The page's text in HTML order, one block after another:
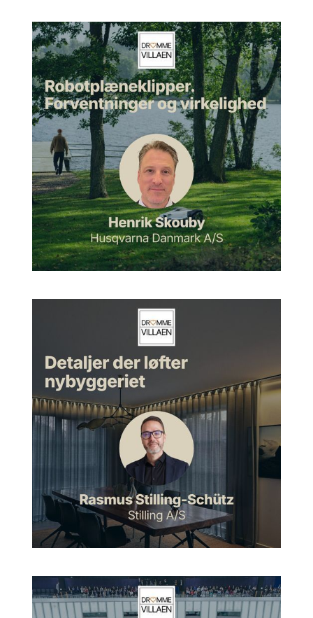
de i gang med at bygge det her hus, som udmærker sig ved
at være meget, meget anderledes, end husene var dengang.
Det er et hus med fladt tag, med en lukket nordmur, åben
mod sydvest, glas fra gulv til loft, gulvvarme, aluminiumstag.
Og et sådant, det man kaldte meget åben plan, så køkken og
spisestue og stue og alt det der, det hænger bare sammen i et
stort rum, som man kan dele lidt op med skydedøre.
Jan:
Men i hvert fald så var det så usædvanligt, så der kom
busser med arkitektkolleger derop og gik igennem huset. Arne
Jacobsen var der også og kiggede på det og sagde til min
farfar, som han så snakkede med, for det har min farfar siden
refereret: Jamen, din søn, han er altså bedre end jeg er,
sagde han. Det var meget flot sagt af Arne Jacobsen, vil jeg
sige. Og det blev faktisk ved i mange år endnu, og selv i dag
kommer der mange, som skal se på huset, fordi det har en
karakter og en tilhørighed i landskabet, som gør det et meget
unikt sted. Og det er svært at beskrive det med farver og
tekstur og hvad ved jeg og så videre, men det er jo et hus, der
der åbent med, som min far selv sagde: Jamen, det er jo i
virkeligheden bare et stort cykelskur med glas foran. Med et
Men det er jo også rigtigt, det her med hele
oplevelsen af det. Ellen og jeg kørte ind igennem skoven, og
man kommer ind igennem, og så lige pludselig ligger bare det
her hus fantastisk inde i en åbning inde i skoven, ikke?
Allerede der møder man jo også bare noget specielt, ikke?
Jan: Det er rigtigt. Det er jo netop, som du selv siger, den
overgang, man får fra at køre fra et villakvarter og
Strandvejen og så videre, og så pludselig kommer man ind i
skoven. Der bliver ens sind stemt på en anden måde, end
hvis du bare kører mellem en masse huse hele vejen. Og så
kommer man ind til et sted, der bare ligger fuldstændig
ugeneret og kigger ud i naturen. Og de store ruder gør jo, at
naturen ligesom, man er med i naturen, selvom man er
indendørs. Eller naturen er med inde i huset. For dengang var
spor i vejen med, men det her adskilte sig så meget for den
oplevelse af at være i rum, at det var det, der gjorde, at det
var så spændende for folk at komme og besøge det.